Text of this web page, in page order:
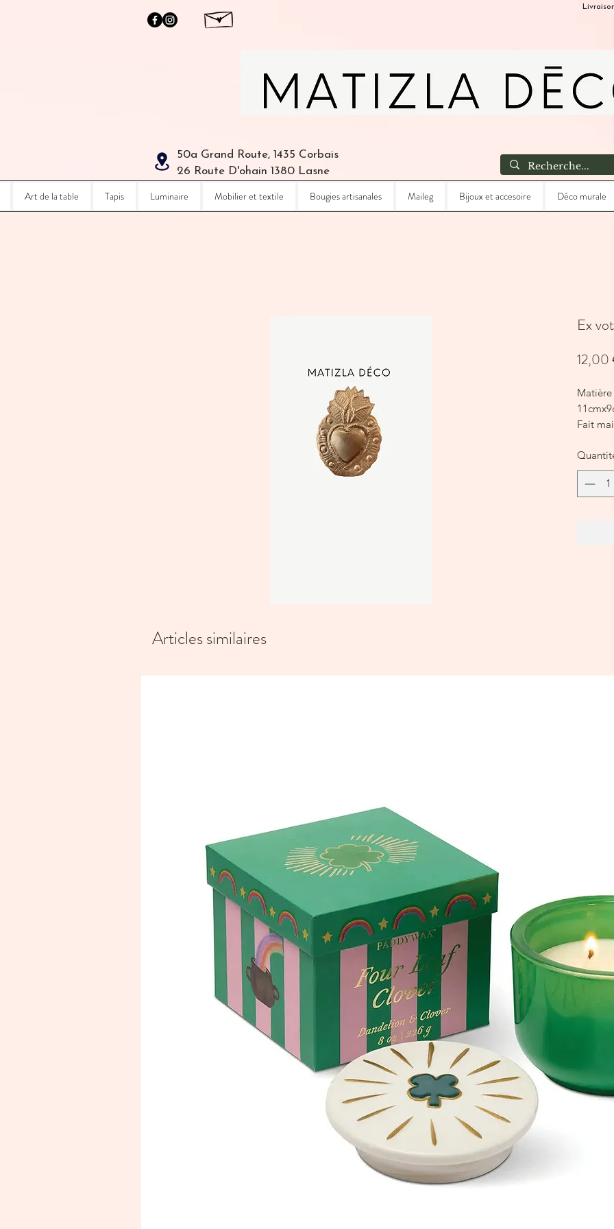
50a Grand Route, 1435 Corbais
26 Route D'ohain 1380 Lasne
Art de la table Tapis Luminaire Mobilier et textile Bougies artisanales Maileg Bijoux et accesoire Déco murale
Ex
12,00
Fait
Articles similaires